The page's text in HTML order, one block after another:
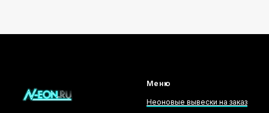
Меню
Неоновые вывески на заказ